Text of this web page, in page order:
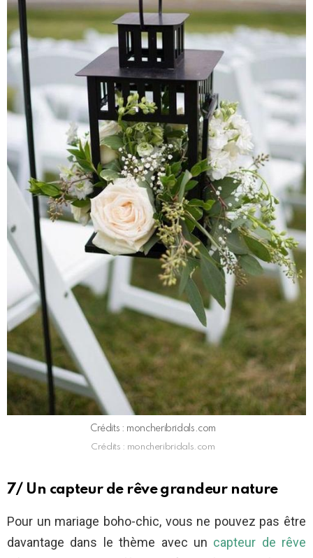
Crédits : moncheribridals.com
Crédits : moncheribridals.com
7/ Un capteur de rêve grandeur nature
Pour un mariage boho-chic, vous ne pouvez pas être
davantage dans le thème avec un capteur de rêve